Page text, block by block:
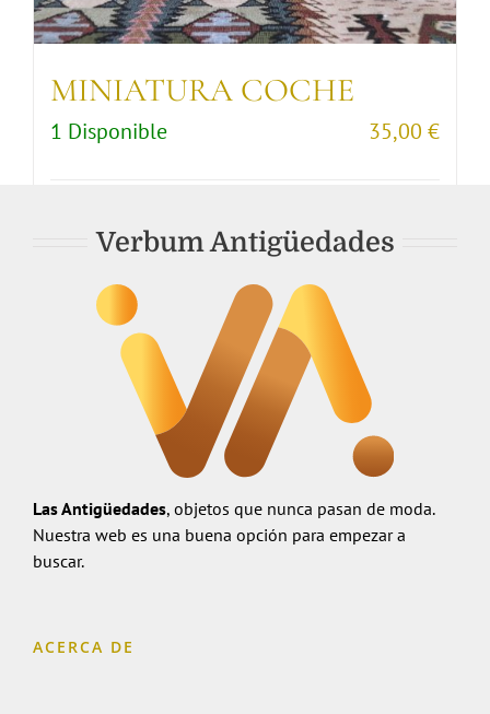
MINIATURA COCHE
1 Disponible 35,00 €
Verbum Antigüedades
Las Antigüedades, objetos que nunca pasan de moda.
Nuestra web es una buena opción para empezar a
buscar.
ACERCA DE